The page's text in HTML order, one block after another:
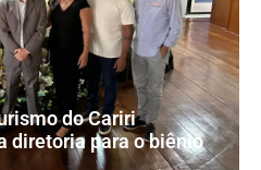
do Cariri
diretoria para o biênio